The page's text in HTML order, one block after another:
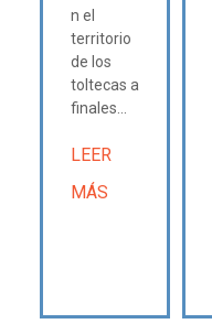
n el
territorio
de los
toltecas a
finales...
LEER
MÁS